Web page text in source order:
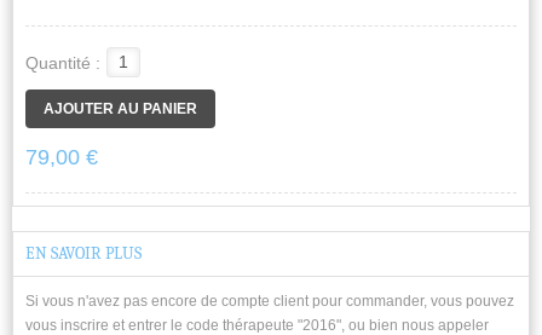
Quantité :
79,00 €
EN SAVOIR PLUS
Si vous n'avez pas encore de compte client pour commander, vous pouvez
vous inscrire et entrer le code thérapeute "2016", ou bien nous appeler